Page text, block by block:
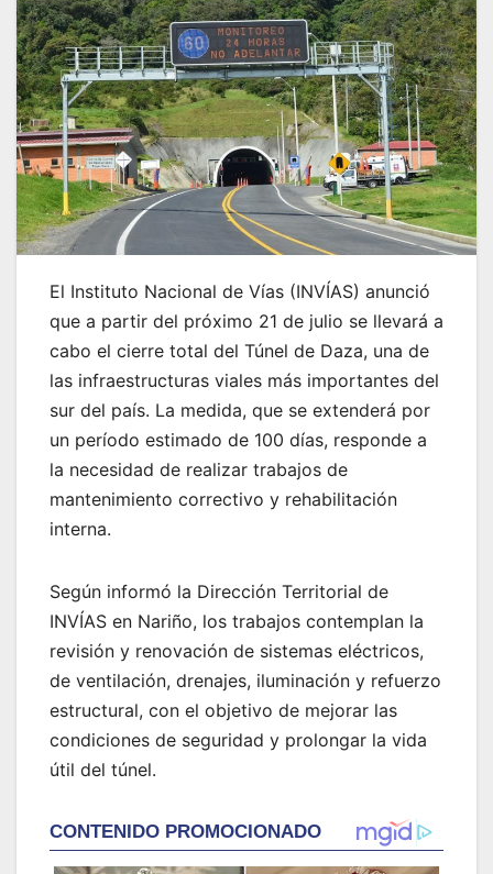
El Instituto Nacional de Vías (INVÍAS) anunció
que a partir del próximo 21 de julio se llevará a
cabo el cierre total del Túnel de Daza, una de
las infraestructuras viales más importantes del
sur del país. La medida, que se extenderá por
un período estimado de 100 días, responde a
la necesidad de realizar trabajos de
mantenimiento correctivo y rehabilitación
interna.
Según informó la Dirección Territorial de
INVÍAS en Nariño, los trabajos contemplan la
revisión y renovación de sistemas eléctricos,
de ventilación, drenajes, iluminación y refuerzo
estructural, con el objetivo de mejorar las
condiciones de seguridad y prolongar la vida
útil del túnel.